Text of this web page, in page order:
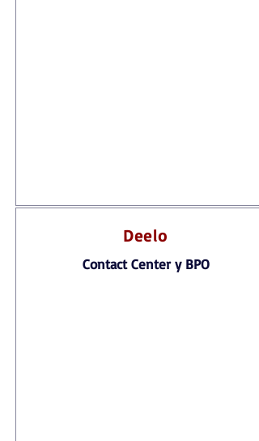
Deelo
Contact Center y BPO